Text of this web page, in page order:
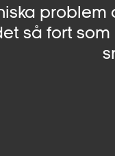
problem
så fort